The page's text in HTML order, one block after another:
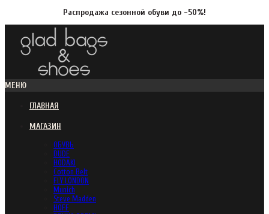
Распродажа сезонной обуви до -50%!
МЕНЮ
ГЛАВНАЯ
МАГАЗИН
ОБУВЬ
DUDE
HODAKI
Cotton Belt
FLY LONDON
Munich
Steve Madden
HOFF